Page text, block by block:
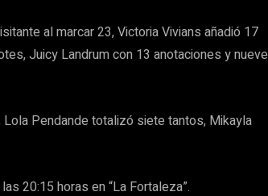
al marcar 23, Victoria Vivians añadió 17
Juicy Landrum con 13 anotaciones y nueve
Pendande totalizó siete tantos, Mikayla
20:15 horas en “La Fortaleza”.